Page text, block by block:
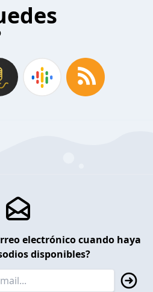
electrónico cuando haya
disponibles?